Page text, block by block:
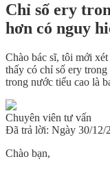
Chỉ số ery
hơn có nguy
Chào bác sĩ, tôi mới
thấy có chỉ số ery
trong nước tiểu cao là
Chuyên viên tư vấn
Đã trả lời: Ngày 30/12/
Chào bạn,